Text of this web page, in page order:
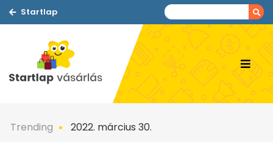
Startlap
Trending 2022. március 30.